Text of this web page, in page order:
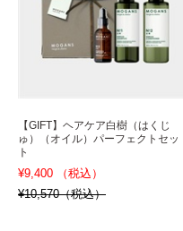
【GIFT】ヘアケア白樹（はくじ
ゅ）（オイル）パーフェクトセッ
ト
¥9,400 （税込）
¥10,570（税込）